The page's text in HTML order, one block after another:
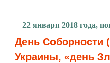
22 января 2018 года,
День Соборности
Украины, «день